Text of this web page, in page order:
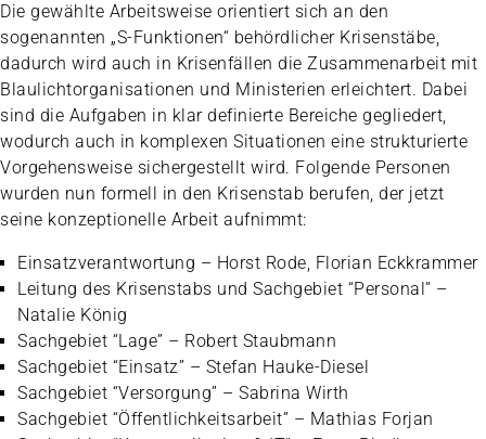
Die gewählte Arbeitsweise orientiert sich an den
sogenannten „S-Funktionen“ behördlicher Krisenstäbe,
dadurch wird auch in Krisenfällen die Zusammenarbeit mit
Blaulichtorganisationen und Ministerien erleichtert. Dabei
sind die Aufgaben in klar definierte Bereiche gegliedert,
wodurch auch in komplexen Situationen eine strukturierte
Vorgehensweise sichergestellt wird. Folgende Personen
wurden nun formell in den Krisenstab berufen, der jetzt
seine konzeptionelle Arbeit aufnimmt:
Einsatzverantwortung – Horst Rode, Florian Eckkrammer
Leitung des Krisenstabs und Sachgebiet “Personal” –
Natalie König
Sachgebiet “Lage” – Robert Staubmann
Sachgebiet “Einsatz” – Stefan Hauke-Diesel
Sachgebiet “Versorgung” – Sabrina Wirth
Sachgebiet “Öffentlichkeitsarbeit” – Mathias Forjan